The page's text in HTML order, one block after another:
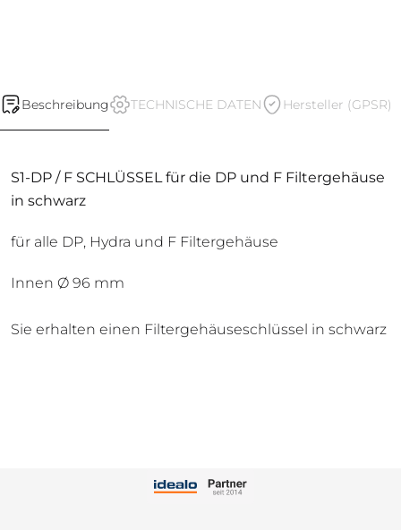
Beschreibung TECHNISCHE DATEN Hersteller (GPSR)
S1-DP / F SCHLÜSSEL für die DP und F Filtergehäuse
in schwarz
für alle DP, Hydra und F Filtergehäuse
Innen Ø 96 mm
Sie erhalten einen Filtergehäuseschlüssel in schwarz